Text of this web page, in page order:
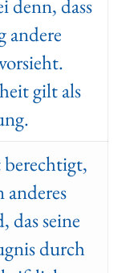
denn, dass
andere
gilt als
anderes
das seine
durch